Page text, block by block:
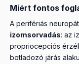
Miért fontos
A perifériás
izomsorvadás: az
propriocepciós
botladozó járás